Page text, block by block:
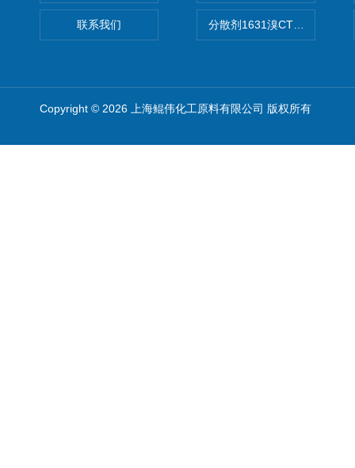
联系我们 分散剂1631溴CTAB（十六烷
Copyright © 2026 上海鲲伟化工原料有限公司 版权所有